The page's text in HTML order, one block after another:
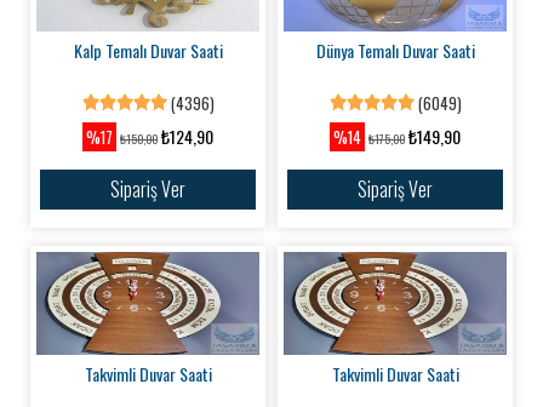
Kalp Temalı Duvar Saati
(4396)
%17 ₺150,00 ₺124,90
Sipariş Ver
Dünya Temalı Duvar Saati
(6049)
%14 ₺175,00 ₺149,90
Sipariş Ver
Takvimli Duvar Saati Takvimli Duvar Saati